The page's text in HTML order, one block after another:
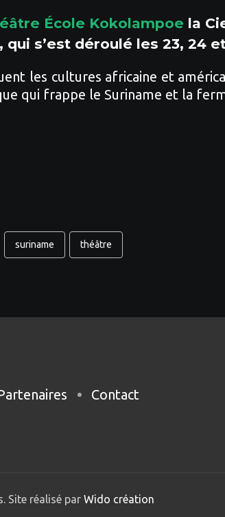
École Kokolampoe la
s’est déroulé les 23, 24
les cultures africaine et
qui frappe le Suriname et la
suriname théâtre
Contact
Site réalisé parWido création